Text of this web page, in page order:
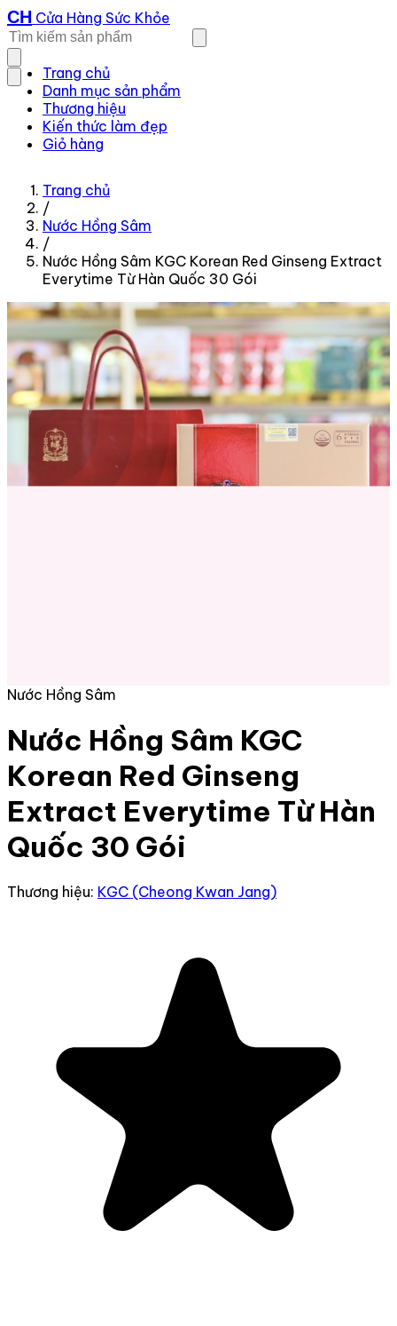
CH Cửa Hàng Sức Khỏe
Trang chủ
Danh mục sản phẩm
Thương hiệu
Kiến thức làm đẹp
Giỏ hàng
Trang chủ
/
Nước Hồng Sâm
/
Nước Hồng Sâm KGC Korean Red Ginseng Extract
Everytime Từ Hàn Quốc 30 Gói
Nước Hồng Sâm
Nước Hồng Sâm KGC
Korean Red Ginseng
Extract Everytime Từ Hàn
Quốc 30 Gói
Thương hiệu: KGC (Cheong Kwan Jang)